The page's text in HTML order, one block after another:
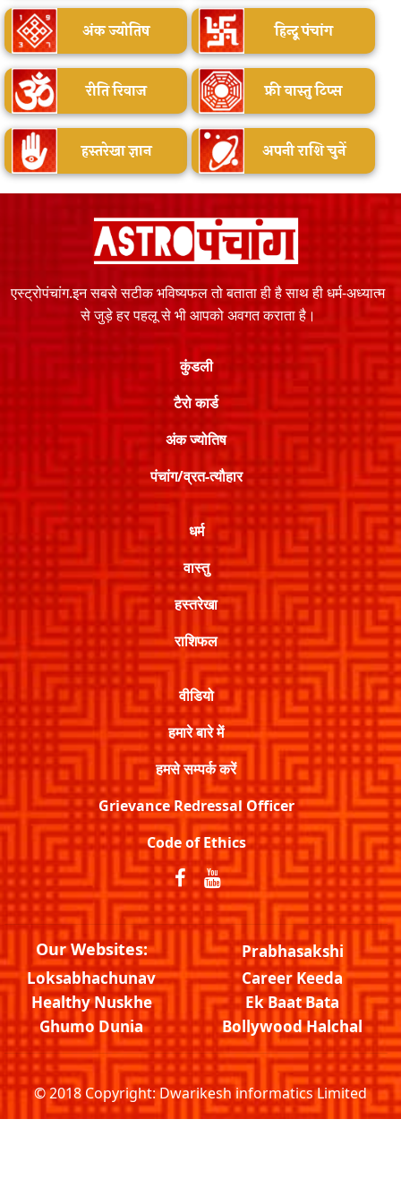
अंक ज्योतिष हिन्दू पंचांग
रीति रिवाज फ्री वास्तु टिप्स
हस्तरेखा ज्ञान अपनी राशि चुनें
एस्ट्रोपंचांग.इन सबसे सटीक भविष्यफल तो बताता ही है साथ ही धर्म-अध्यात्म
से जुड़े हर पहलू से भी आपको अवगत कराता है।
कुंडली
टैरो कार्ड
अंक ज्योतिष
पंचांग/व्रत-त्यौहार
धर्म
वास्तु
हस्तरेखा
राशिफल
वीडियो
हमारे बारे में
हमसे सम्पर्क करें
Grievance Redressal Officer
Code of Ethics
Our Websites:
Prabhasakshi
Loksabhachunav
Career Keeda
Healthy Nuskhe
Ek Baat Bata
Ghumo Dunia
Bollywood Halchal
© 2018 Copyright:Dwarikesh informatics Limited